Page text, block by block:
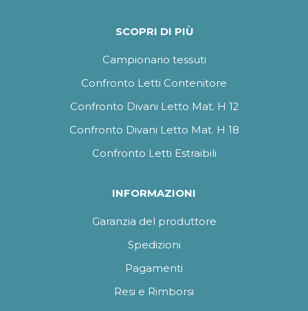
SCOPRI DI PIÙ
Campionario tessuti
Confronto Letti Contenitore
Confronto Divani Letto Mat. H 12
Confronto Divani Letto Mat. H 18
Confronto Letti Estraibili
INFORMAZIONI
Garanzia del produttore
Spedizioni
Pagamenti
Resi e Rimborsi